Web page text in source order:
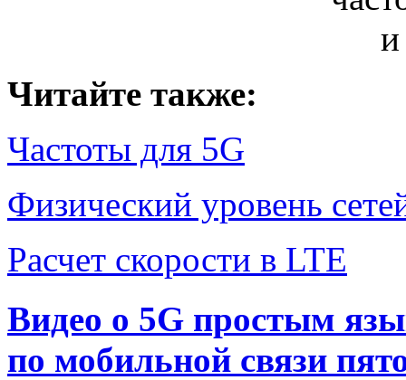
Читайте также:
Частоты для 5G
Физический уровень
Расчет скорости в LTE
Видео о 5G простым
по мобильной связи